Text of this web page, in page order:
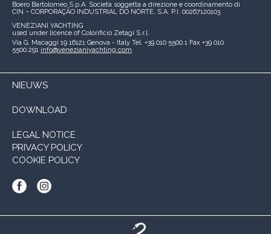
Boero Bartolomeo S.p.A. Società soggetta a direzione e coordinamento di
CIN – CORPORAÇÃO INDUSTRIAL DO NORTE, S.A. P.I. 00267120103
VENEZIANI YACHTING
used under licence of Colorificio Zetagi S.r.l.
Via G. Macaggi 19 16121 Genova - Italy Tel. +39 010 5500.1 Fax +39 010
5500.291 info@venezianiyachting.com
NIEUWS
DOWNLOAD
LEGAL NOTICE
PRIVACY POLICY
COOKIE POLICY